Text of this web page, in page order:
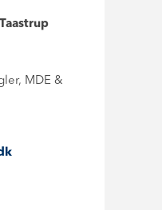
MDE &